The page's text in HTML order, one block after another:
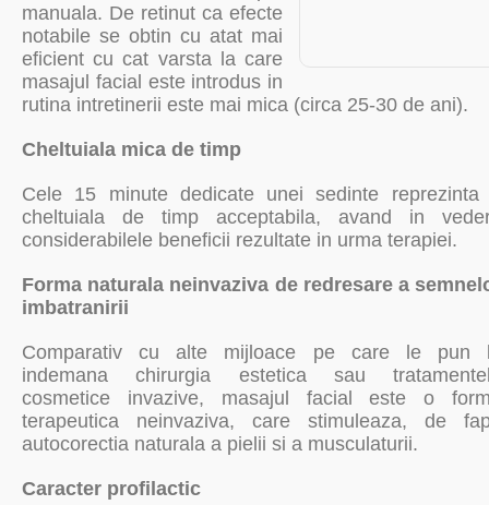
manuala. De retinut ca efecte
notabile se obtin cu atat mai
eficient cu cat varsta la care
masajul facial este introdus in
rutina intretinerii este mai mica (circa 25-30 de ani).
Cheltuiala mica de timp
Cele 15 minute dedicate unei sedinte reprezinta
cheltuiala de timp acceptabila, avand in
considerabilele beneficii rezultate in urma terapiei.
Forma naturala neinvaziva de redresare a
imbatranirii
Comparativ cu alte mijloace pe care le pun
indemana chirurgia estetica sau
cosmetice invazive, masajul facial este o
terapeutica neinvaziva, care stimuleaza, de
autocorectia naturala a pielii si a musculaturii.
Caracter profilactic